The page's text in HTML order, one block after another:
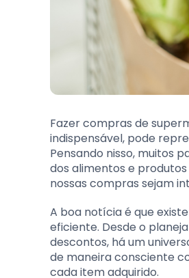
Fazer compras de
indispensável, pode
Pensando nisso, muitos
dos alimentos e
nossas compras sejam
A boa notícia é que
eficiente. Desde o
descontos, há um
de maneira consciente
cada item adquirido.